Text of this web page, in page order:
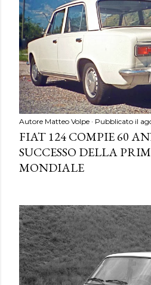
Autore Matteo Volpe Pubblicato il
FIAT 124 COMPIE 60
SUCCESSO DELLA
MONDIALE